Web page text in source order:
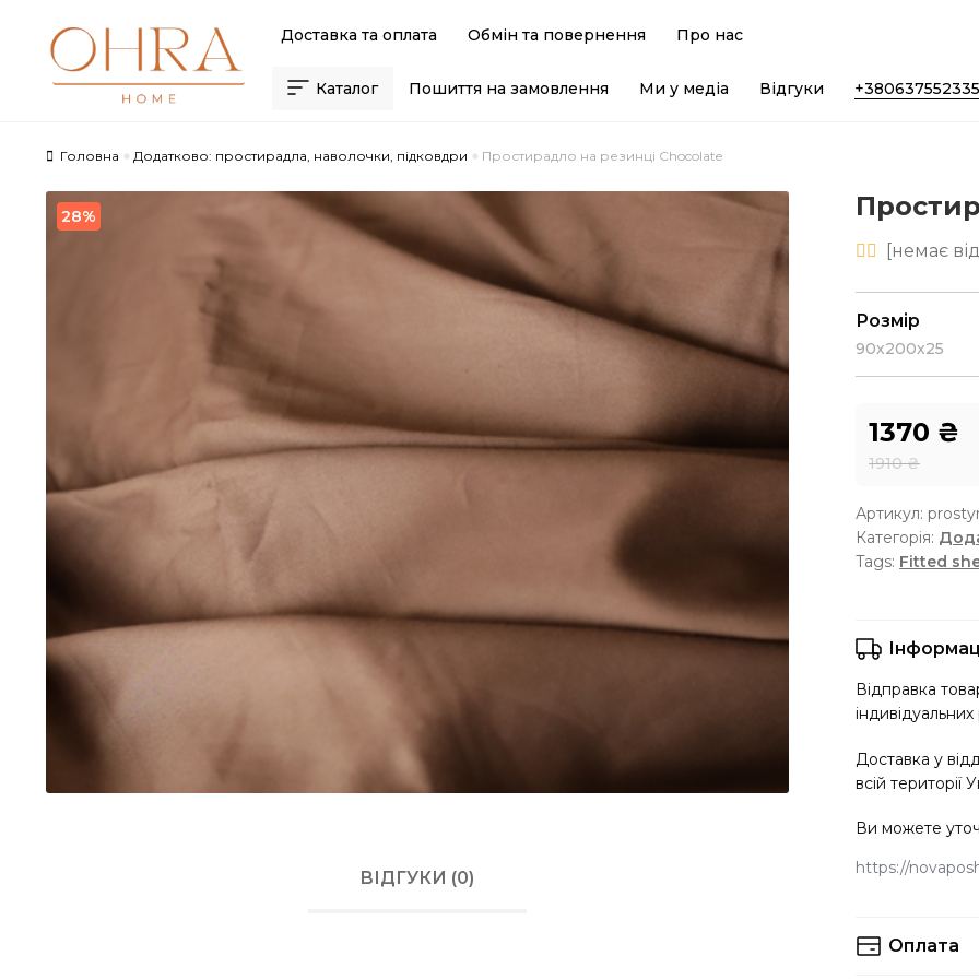
Skip
to
navigation
Skip
to
content
Доставка та оплата Обмін та повернення Про нас
Каталог Пошиття на замовлення Ми у медіа Відгуки +380637552335
Головна Додатково: простирадла, наволочки, підковдри Простирадло на резинці Chocolate
28%
ВІДГУКИ (0)
[немає
Розмір
90х200х25
1910₴
ціна:
1910 ₴.
1370 ₴
ціна:
1370 ₴.
Артикул:
Категорія:
Tags: Fitted
Відправка
індивідуальних
Доставка у
всій території
Ви можете
https://
Оплата